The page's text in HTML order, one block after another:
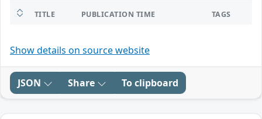
TITLE PUBLICATION TIME TAGS
Show details on source website
JSON Share To clipboard